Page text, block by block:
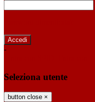
-
Seleziona utente
button close ×